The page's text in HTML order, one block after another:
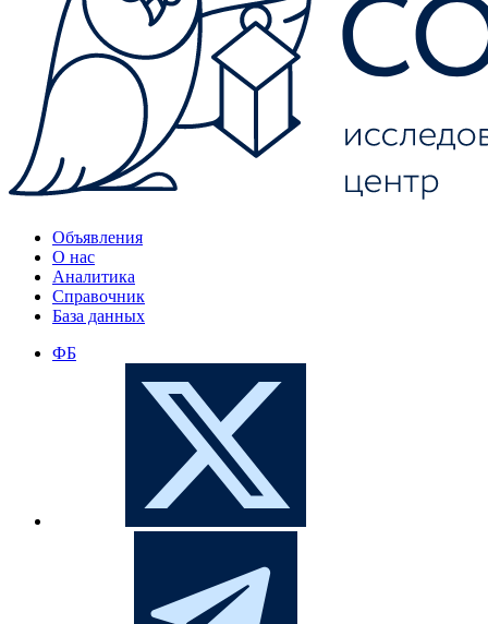
Объявления
О нас
Аналитика
Справочник
База данных
ФБ